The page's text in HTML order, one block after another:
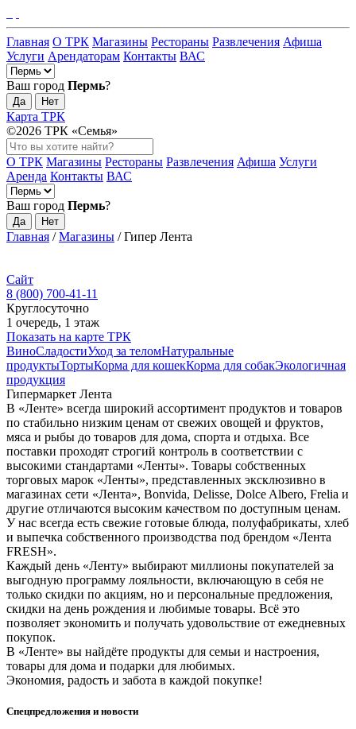
Главная О ТРК Магазины Рестораны Развлечения Афиша
Услуги Арендаторам Контакты ВАС
Ваш город Пермь?
Да Нет
Карта ТРК
©2026 ТРК «Семья»
О ТРК Магазины Рестораны Развлечения Афиша Услуги
Аренда Контакты ВАС
Ваш город Пермь?
Да Нет
Главная /Магазины /Гипер Лента
Сайт
8 (800) 700-41-11
Круглосуточно
1 очередь, 1 этаж
Показать на карте ТРК
ВиноСладостиУход за теломНатуральные
продуктыТортыКорма для кошекКорма для собакЭкологичная
продукция
Гипермаркет Лента
В «Ленте» всегда широкий ассортимент продуктов и товаров
по стабильно низким ценам от свежих овощей и фруктов,
мяса и рыбы до товаров для дома, спорта и отдыха. Все
поставки проходят строгий контроль в соответствии с
высокими стандартами «Ленты». Товары собственных
торговых марок «Ленты», представленных эксклюзивно в
магазинах сети «Лента», Bonvida, Delisse, Dolce Albero, Frelia и
другие отличаются высоким качеством по доступным ценам.
У нас всегда есть свежие готовые блюда, полуфабрикаты, хлеб
и выпечка собственного производства под брендом «Лента
FRESH».
Каждый день «Ленту» выбирают миллионы покупателей за
выгодную программу лояльности, включающую в себя не
только скидки по акциям, но и персональные предложения,
скидки на день рождения и любимые товары. Всё это
позволяет экономить и получать удовольствие от ежедневных
покупок.
В «Ленте» вы найдёте продукты для семьи и настроения,
товары для дома и подарки для любимых.
Экономия, радость и забота в каждой покупке!
Спецпредложения и новости